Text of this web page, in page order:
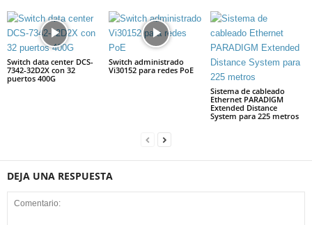
Switch data center DCS-
7342-32D2X con 32
puertos 400G
Switch administrado
Vi30152 para redes PoE
Sistema de cableado
Ethernet PARADIGM
Extended Distance
System para 225 metros
DEJA UNA RESPUESTA